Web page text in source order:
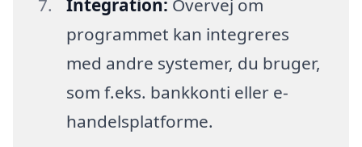
Integration: Overvej om
programmet kan integreres
med andre systemer, du bruger,
som f.eks. bankkonti eller e-
handelsplatforme.